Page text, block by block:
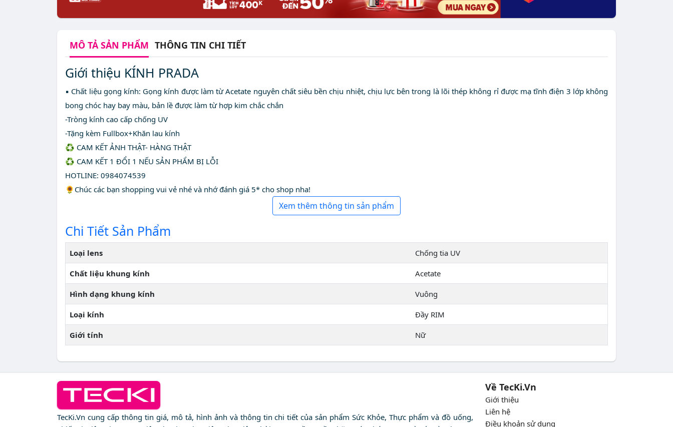
MÔ TẢSẢN PHẨM THÔNG TIN CHI TIẾT
Giới thiệu KÍNH PRADA
▪️ Chất liệu gọng kính: Gọng kính được làm từ Acetate nguyên chất siêu bền chịu nhiệt, chịu lực bên trong là lõi thép không rỉ được mạ tĩnh điện 3 lớp không
bong chóc hay bay màu, bản lề được làm từ hợp kim chắc chắn
-Tròng kính cao cấp chống UV
-Tặng kèm Fullbox+Khăn lau kính
♻️ CAM KẾT ẢNH THẬT- HÀNG THẬT
♻️ CAM KẾT 1 ĐỔI 1 NẾU SẢN PHẨM BỊ LỖI
HOTLINE: 0984074539
🌻Chúc các bạn shopping vui vẻ nhé và nhớ đánh giá 5* cho shop nha!
Xem thêm thông tin sản phẩm
Chi Tiết Sản Phẩm
Loại lens Chống tia UV
Chất liệu khung kính Acetate
Hình dạng khung kính Vuông
Loại kính Đầy RIM
Giới tính Nữ
TecKi.Vn cung cấp thông tin giá, mô tả, hình ảnh và thông tin chi tiết của sản phẩm Sức Khỏe, Thực phẩm và đồ uống,
Về TecKi.Vn
Giới thiệu
Liên hệ
Điều khoản sử dụng